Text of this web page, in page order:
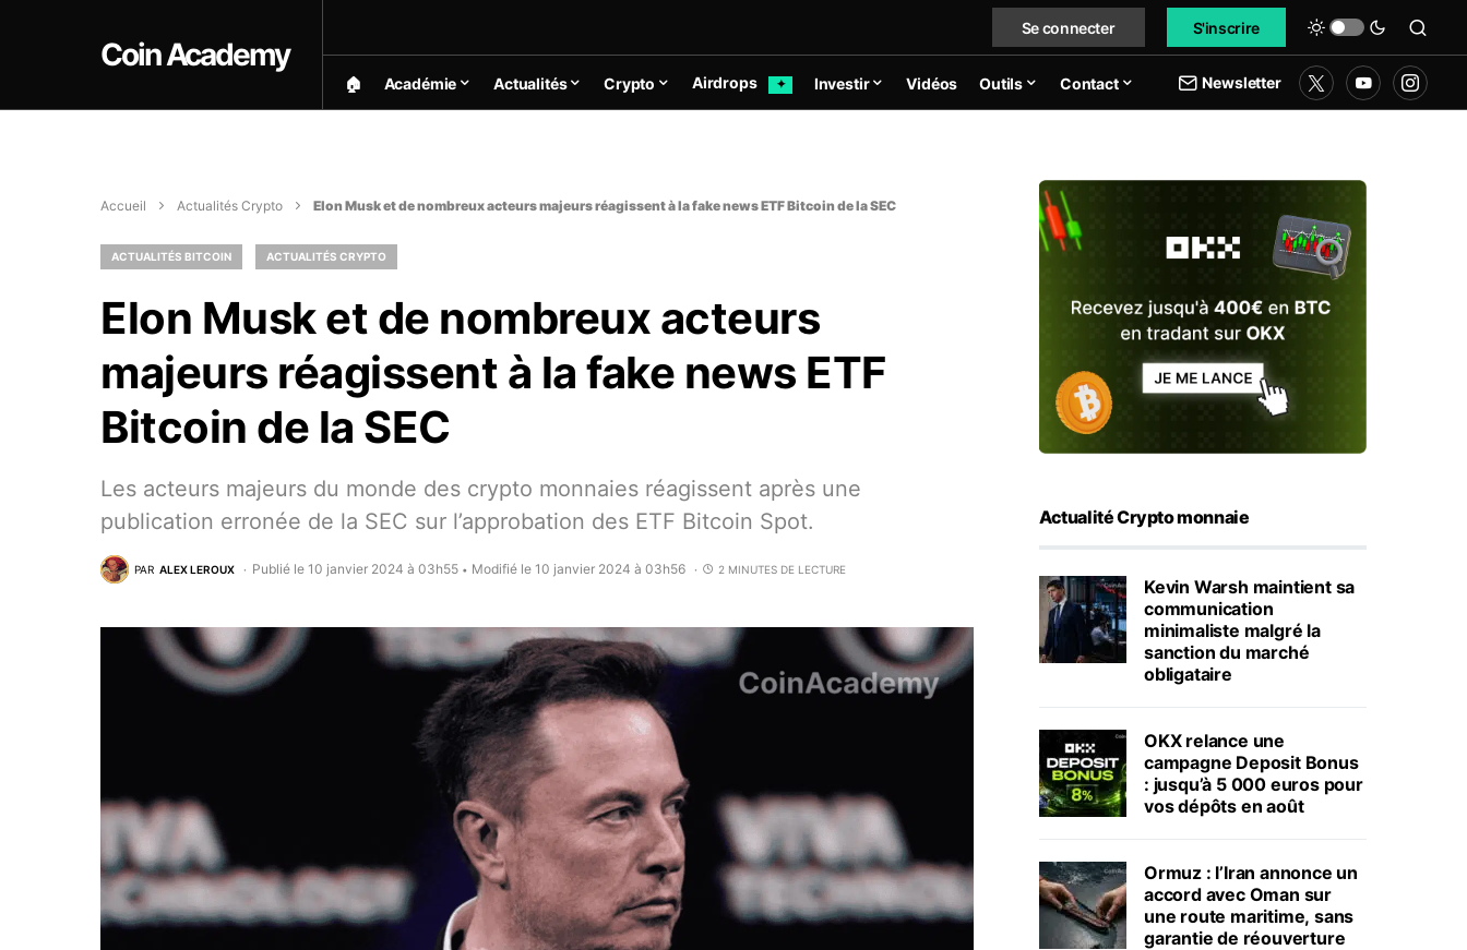
Coin Academy
Se connecter S'inscrire
🏠︎ Académie Actualités Crypto Airdrops ✦ Investir Vidéos Outils Contact Newsletter
Accueil Actualités Crypto Elon Musk et de nombreux acteurs majeurs réagissent à la fake news ETF Bitcoin de la SEC
ACTUALITÉS BITCOIN ACTUALITÉS CRYPTO
Elon Musk et de nombreux acteurs
majeurs réagissent à la fake news ETF
Bitcoin de la SEC
Les acteurs majeurs du monde des crypto monnaies réagissent après une
publication erronée de la SEC sur l’approbation des ETF Bitcoin Spot.
PAR ALEX LEROUX Publié le 10 janvier 2024 à 03h55 • Modifié le 10 janvier 2024 à 03h56 2 MINUTES DE LECTURE
Actualité Crypto monnaie
Kevin Warsh maintient sa
communication
minimaliste malgré la
sanction du marché
obligataire
OKX relance une
campagne Deposit Bonus
: jusqu’à 5 000 euros pour
vos dépôts en août
Ormuz : l’Iran annonce un
accord avec Oman sur
une route maritime, sans
garantie de réouverture